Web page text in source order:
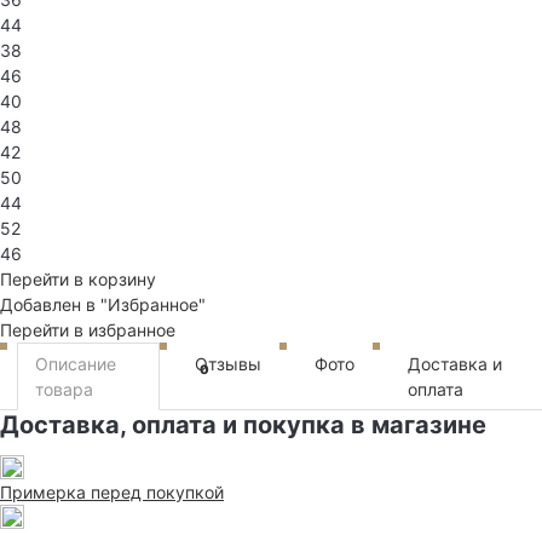
44
38
46
40
48
42
50
44
52
46
Перейти в корзину
Добавлен в "Избранное"
Перейти в избранное
Описание
товара
Отзывы
0 Фото
Доставка и
оплата
Доставка, оплата и покупка в магазине
Примерка перед покупкой